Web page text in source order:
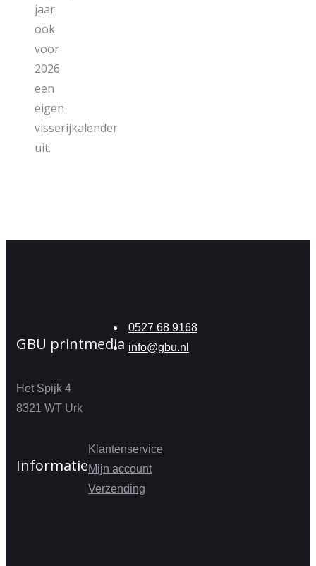
jaar
ook
voor
2026
een
eigen
visserijkalender
uit.
GBU printmedia
0527 68 9168
info@gbu.nl
Het Spijk 4
8321 WT Urk
Informatie
Klantenservice
Mijn account
Verzending